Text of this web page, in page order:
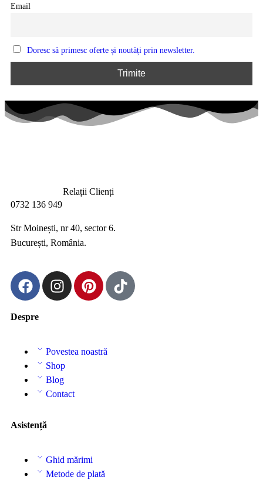
Email
Doresc să primesc oferte și noutăți prin newsletter.
Relații Clienți
0732 136 949
Str Moinești, nr 40, sector 6.
București, România.
Despre
Povestea noastră
Shop
Blog
Contact
Asistență
Ghid mărimi
Metode de plată